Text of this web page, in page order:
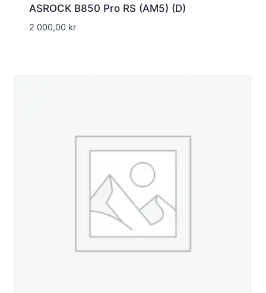
ASROCK B850 Pro RS (AM5) (D)
2 000,00 kr